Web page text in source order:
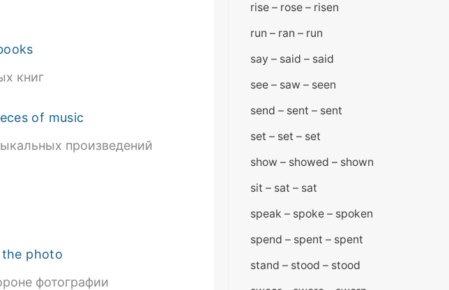
книг
of music
произведений
photo
фотографии
rise – rose – risen
run – ran – run
say – said – said
see – saw – seen
send – sent – sent
set – set – set
show – showed – shown
sit – sat – sat
speak – spoke – spoken
spend – spent – spent
stand – stood – stood